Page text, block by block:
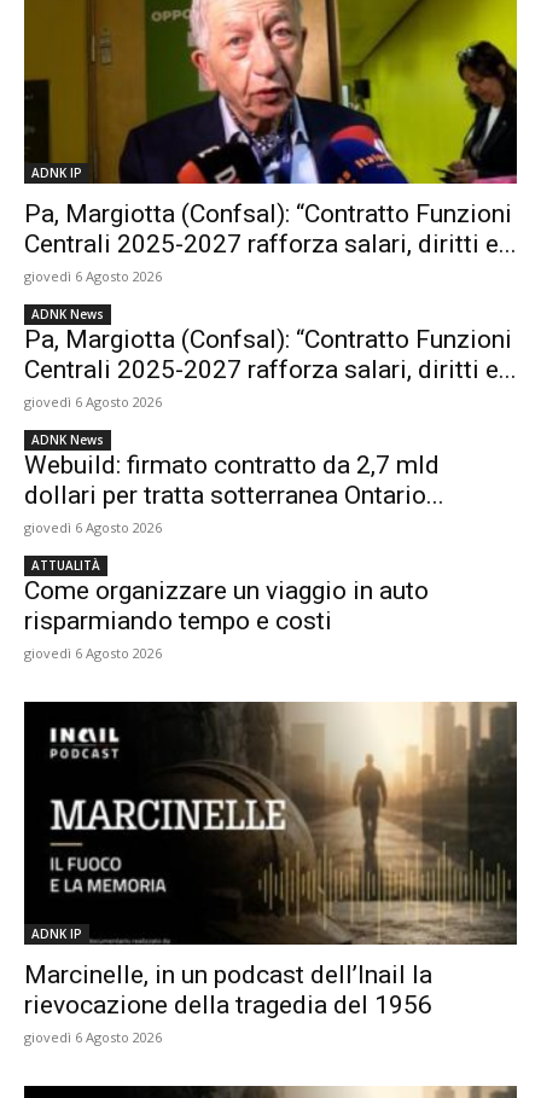
ADNK IP
Pa, Margiotta (Confsal): “Contratto Funzioni
Centrali 2025-2027 rafforza salari, diritti e...
giovedì 6 Agosto 2026
ADNK News
Pa, Margiotta (Confsal): “Contratto Funzioni
Centrali 2025-2027 rafforza salari, diritti e...
giovedì 6 Agosto 2026
ADNK News
Webuild: firmato contratto da 2,7 mld
dollari per tratta sotterranea Ontario...
giovedì 6 Agosto 2026
ATTUALITÀ
Come organizzare un viaggio in auto
risparmiando tempo e costi
giovedì 6 Agosto 2026
ADNK IP
Marcinelle, in un podcast dell’Inail la
rievocazione della tragedia del 1956
giovedì 6 Agosto 2026